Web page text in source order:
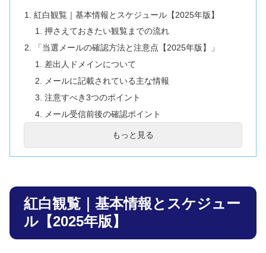
紅白観覧｜基本情報とスケジュール【2025年版】
押さえておきたい観覧までの流れ
「当選メールの確認方法と注意点【2025年版】」
差出人ドメインについて
メールに記載されている主な情報
注意すべき3つのポイント
メール受信前後の確認ポイント
「メールが届かないときに確認すべきこと【慌てず冷
メール未着時の行動チェックリスト
「当選後にやるべき準備と注意点【不備があれば入場
不可】」
もっと見る
紅白観覧｜基本情報とスケジュー
ル【2025年版】